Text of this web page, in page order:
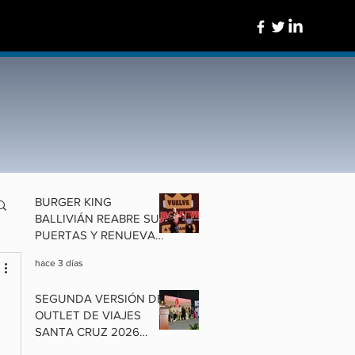
BURGER KING
BALLIVIÁN REABRE SUS
PUERTAS Y RENUEVA
COCHABAMBA
hace 3 días
SEGUNDA VERSIÓN DEL
OUTLET DE VIAJES
SANTA CRUZ 2026